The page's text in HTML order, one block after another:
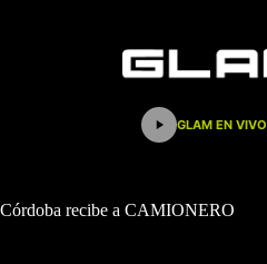
GLAM EN VIVO
Córdoba recibe a CAMIONERO